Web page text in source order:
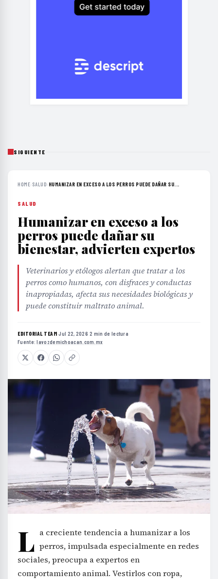
SIGUIENTE
HOME› SALUD› HUMANIZAR EN EXCESO A LOS PERROS PUEDE DAÑAR SU...
SALUD
Humanizar en exceso a los
perros puede dañar su
bienestar, advierten expertos
Veterinarios y etólogos alertan que tratar a los
perros como humanos, con disfraces y conductas
inapropiadas, afecta sus necesidades biológicas y
puede constituir maltrato animal.
EDITORIAL TEAM·Jul 22, 2026·2 min de lectura·
Fuente:lavozdemichoacan.com.mx
L a creciente tendencia a humanizar a los
perros, impulsada especialmente en redes
sociales, preocupa a expertos en
comportamiento animal. Vestirlos con ropa,